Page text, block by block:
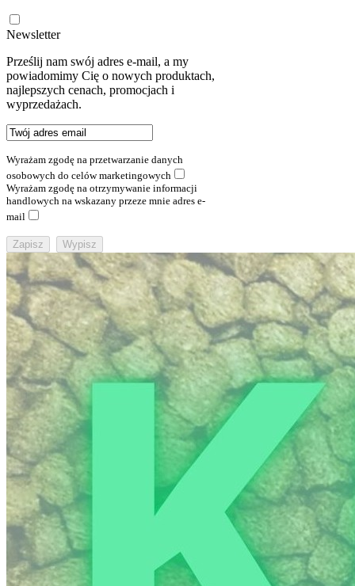
Newsletter
Prześlij nam swój adres e-mail, a my
powiadomimy Cię o nowych produktach,
najlepszych cenach, promocjach i
wyprzedażach.
Wyrażam zgodę na przetwarzanie danych
osobowych do celów marketingowych
Wyrażam zgodę na otrzymywanie informacji
handlowych na wskazany przeze mnie adres e-
mail